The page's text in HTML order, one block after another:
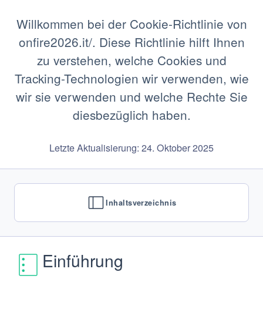
Willkommen bei der Cookie-Richtlinie von
onfire2026.it/. Diese Richtlinie hilft Ihnen
zu verstehen, welche Cookies und
Tracking-Technologien wir verwenden, wie
wir sie verwenden und welche Rechte Sie
diesbezüglich haben.
Letzte Aktualisierung: 24. Oktober 2025
Inhaltsverzeichnis
Einführung